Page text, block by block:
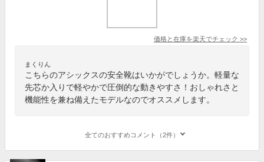
価格と在庫を楽天でチェック >>
まくりん
こちらのアシックスの安全靴はいかがでしょうか。軽量な
先芯か入りで軽やかで圧倒的な動きやすさ！おしゃれさと
機能性を兼ね備えたモデルなのでオススメします。
全てのおすすめコメント（2件）